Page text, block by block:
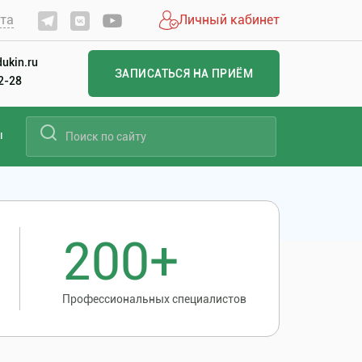
Личный кабинет
28
ЗАПИСАТЬСЯ НА ПРИЁМ
200+
Профессиональных специалистов